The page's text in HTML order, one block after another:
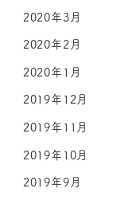
2020年3月
2020年2月
2020年1月
2019年12月
2019年11月
2019年10月
2019年9月